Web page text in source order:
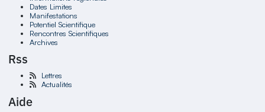
Dates Limites
Manifestations
Potentiel Scientifique
Rencontres Scientifiques
Archives
Rss
Lettres
Actualités
Aide